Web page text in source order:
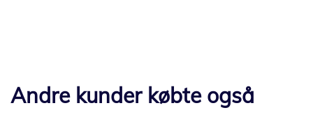
Andre kunder købte også